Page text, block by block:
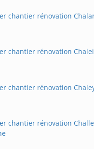
chantier rénovation
chantier rénovation
chantier rénovation
chantier rénovation